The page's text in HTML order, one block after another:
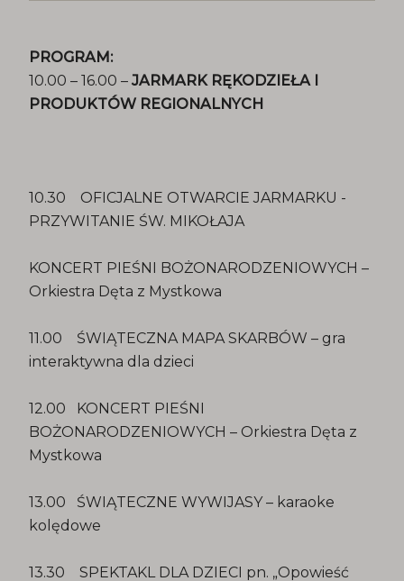
PROGRAM:
10.00 – 16.00 – JARMARK RĘKODZIEŁA I
PRODUKTÓW REGIONALNYCH
10.30 OFICJALNE OTWARCIE JARMARKU -
PRZYWITANIE ŚW. MIKOŁAJA
KONCERT PIEŚNI BOŻONARODZENIOWYCH –
Orkiestra Dęta z Mystkowa
11.00 ŚWIĄTECZNA MAPA SKARBÓW – gra
interaktywna dla dzieci
12.00 KONCERT PIEŚNI
BOŻONARODZENIOWYCH – Orkiestra Dęta z
Mystkowa
13.00 ŚWIĄTECZNE WYWIJASY – karaoke
kolędowe
13.30 SPEKTAKL DLA DZIECI pn. „Opowieść